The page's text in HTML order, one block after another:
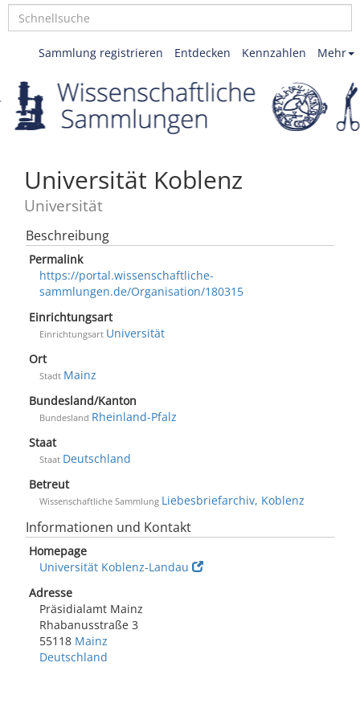
Mehr
Kennzahlen
Entdecken
Sammlung registrieren
Universität Koblenz
Universität
Beschreibung
Permalink
https://portal.wissenschaftliche-
sammlungen.de/Organisation/180315
Einrichtungsart
Einrichtungsart Universität
Ort
Stadt Mainz
Bundesland/Kanton
Bundesland Rheinland-Pfalz
Staat
Staat Deutschland
Betreut
Wissenschaftliche Sammlung Liebesbriefarchiv, Koblenz
Informationen und Kontakt
Homepage
Universität Koblenz-Landau
Adresse
Präsidialamt Mainz
Rhabanusstraße 3
55118 Mainz
Deutschland